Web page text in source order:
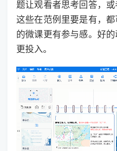
题让观看者思考回答，或
这些在范例里要是有，都
的微课更有参与感。好
更投入。